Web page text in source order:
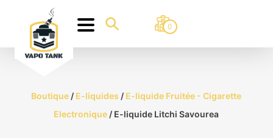
0
Boutique / E-liquides / E-liquide Fruitée - Cigarette
Electronique / E-liquide Litchi Savourea